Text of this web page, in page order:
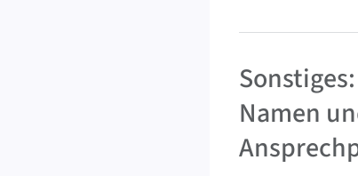
Namen